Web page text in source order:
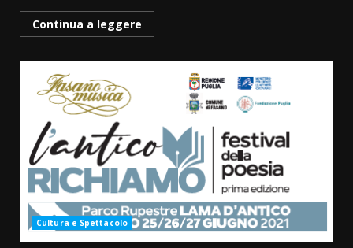
Continua a leggere
Cultura e Spettacolo